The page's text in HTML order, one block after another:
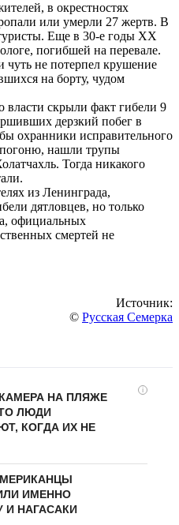
в окрестностях
или умерли 27 жертв. В
Еще в 30-е годы ХХ
погибшей на перевале.
чуть не потерпел крушение
на борту, чудом
власти скрыли факт гибели 9
дерзкий побег в
охранники исправительного
нашли трупы
Тогда никакого
из Ленинграда,
дятловцев, но только
официальных
смертей не
Источник:
© Русская Семерка
i
НА ПЛЯЖЕ
ЛЮДИ
КОГДА ИХ НЕ
ИМЕННО
И НАГАСАКИ